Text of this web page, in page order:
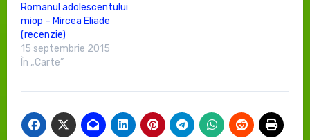
Romanul adolescentului
miop – Mircea Eliade
(recenzie)
15 septembrie 2015
În „Carte”